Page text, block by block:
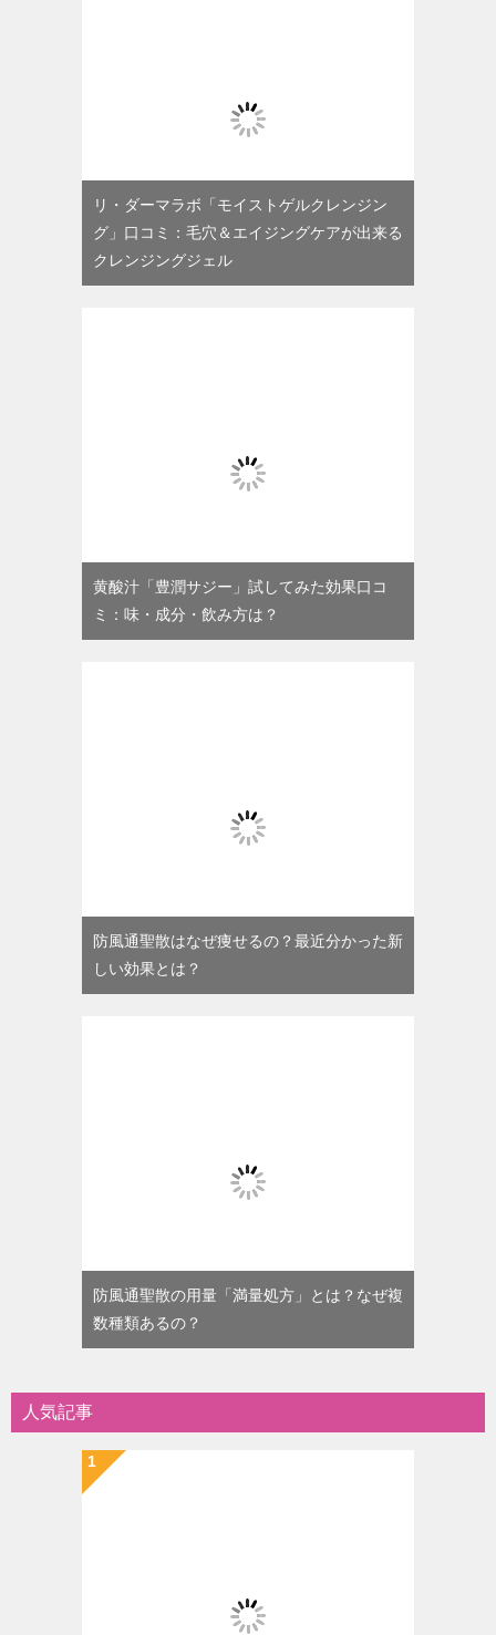
リ・ダーマラボ「モイストゲルクレンジン
グ」口コミ：毛穴＆エイジングケアが出来る
クレンジングジェル
黄酸汁「豊潤サジー」試してみた効果口コ
ミ：味・成分・飲み方は？
防風通聖散はなぜ痩せるの？最近分かった新
しい効果とは？
防風通聖散の用量「満量処方」とは？なぜ複
数種類あるの？
人気記事